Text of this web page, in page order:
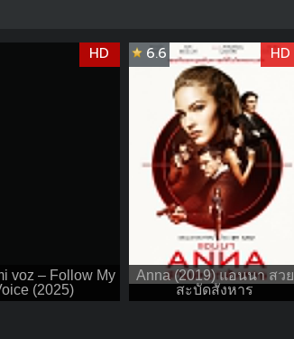
voz – Follow My
(2025)
HD
Anna (2019) แอนนา สวย
สะบัดสังหาร
6.6 HD